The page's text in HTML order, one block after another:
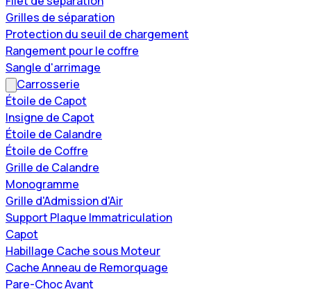
Grilles de séparation
Protection du seuil de chargement
Rangement pour le coffre
Sangle d'arrimage
Carrosserie
Étoile de Capot
Insigne de Capot
Étoile de Calandre
Étoile de Coffre
Grille de Calandre
Monogramme
Grille d'Admission d'Air
Support Plaque Immatriculation
Capot
Habillage Cache sous Moteur
Cache Anneau de Remorquage
Pare-Choc Avant